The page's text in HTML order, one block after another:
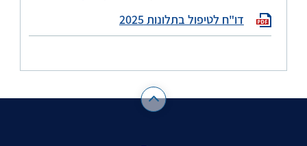
דו"ח לטיפול בתלונות 2025